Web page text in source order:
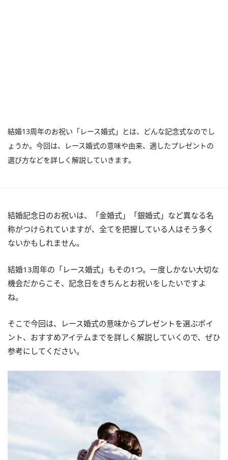
結婚13周年のお祝い「レース婚式」とは、どんな記念式なのでし
ょうか。今回は、レース婚式の意味や由来、適したプレゼントの
選び方などを詳しく解説していきます。
結婚記念日のお祝いは、「金婚式」「銀婚式」など異なる名
称がつけられていますが、全てを把握している人はそう多く
ないかもしれません。
結婚13周年の「レース婚式」もその1つ。一度しかない大切な
機会だからこそ、記念日をきちんとお祝いをしたいですよ
ね。
そこで今回は、レース婚式の意味からプレゼントを選ぶポイ
ント、おすすめアイテムまでを詳しく解説していくので、ぜひ
参考にしてください。